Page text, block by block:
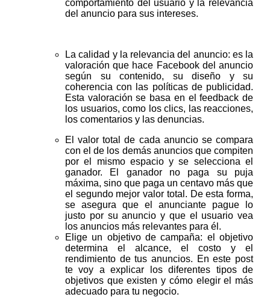
comportamiento del usuario y la relevancia
del anuncio para sus intereses.
La calidad y la relevancia del anuncio: es la
valoración que hace Facebook del anuncio
según su contenido, su diseño y su
coherencia con las políticas de publicidad.
Esta valoración se basa en el feedback de
los usuarios, como los clics, las reacciones,
los comentarios y las denuncias.
El valor total de cada anuncio se compara
con el de los demás anuncios que compiten
por el mismo espacio y se selecciona el
ganador. El ganador no paga su puja
máxima, sino que paga un centavo más que
el segundo mejor valor total. De esta forma,
se asegura que el anunciante pague lo
justo por su anuncio y que el usuario vea
los anuncios más relevantes para él.
Elige un objetivo de campaña: el objetivo
determina el alcance, el costo y el
rendimiento de tus anuncios. En este post
te voy a explicar los diferentes tipos de
objetivos que existen y cómo elegir el más
adecuado para tu negocio.